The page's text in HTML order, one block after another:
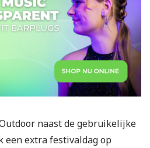
naast de gebruikelijke
een extra festivaldag op